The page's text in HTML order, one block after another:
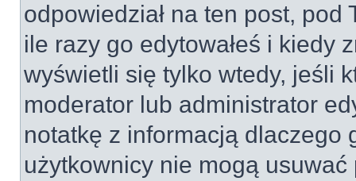
odpowiedział na ten post,
ile razy go edytowałeś i kiedy
wyświetli się tylko wtedy, jeśli
moderator lub administrator
notatkę z informacją dlaczego
użytkownicy nie mogą